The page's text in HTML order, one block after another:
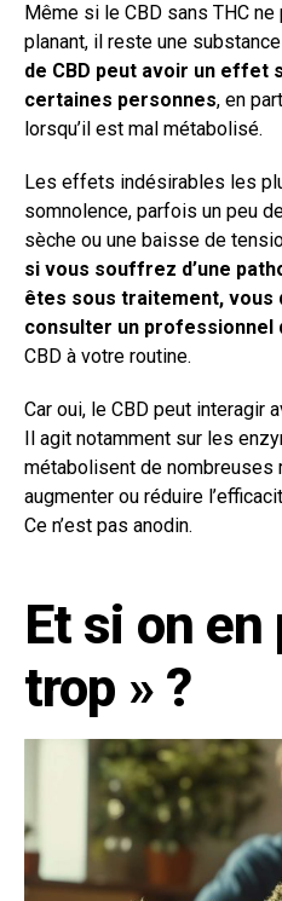
Même si le CBD sans THC
planant, il reste une
de CBD peut avoir un effet
certaines personnes, en
lorsqu’il est mal métabolisé.
Les effets indésirables les
somnolence, parfois un peu
sèche ou une baisse de
si vous souffrez d’une
êtes sous traitement, vous
consulter un professionnel
CBD à votre routine.
Car oui, le CBD peut interagir
Il agit notamment sur les
métabolisent de nombreuses
augmenter ou réduire
Ce n’est pas anodin.
Et si on en
trop » ?